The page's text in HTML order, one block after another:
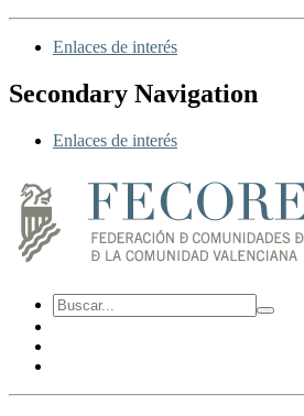
Enlaces de interés
Secondary Navigation
Enlaces de interés